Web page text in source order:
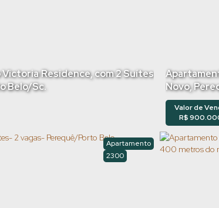
Residence, com 2 Suítes
- Porto Belo/Sc.
Novo,
R$
Valor de
2300
Apartamento